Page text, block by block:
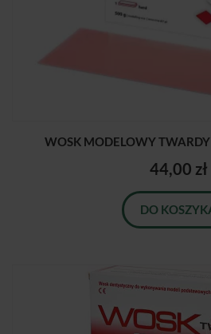
WOSK MODELOWY
44,00 zł
DO